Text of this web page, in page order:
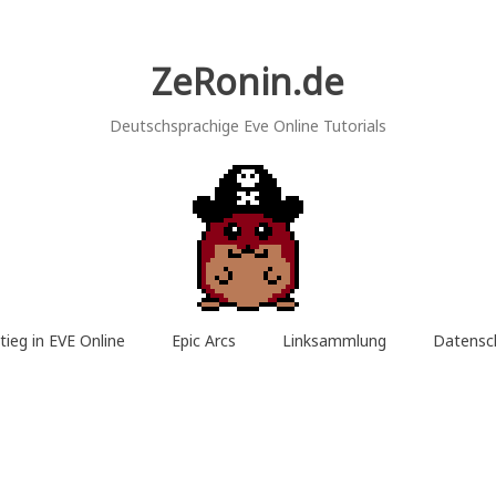
ZeRonin.de
Deutschsprachige Eve Online Tutorials
in EVE Online Epic Arcs Linksammlung